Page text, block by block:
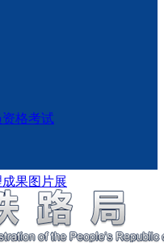
格考试
果图片展